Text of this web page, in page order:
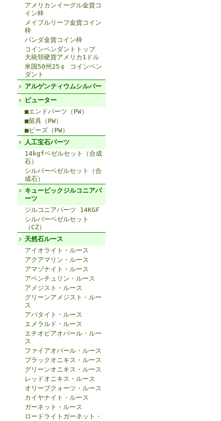
アメリカンイーグル金貨コ
イン枠
メイプルリーフ金貨コイン
枠
パンダ金貨コイン枠
コインペンダントトップ
大統領硬貨アメリカ1ドル
米国50州25￠ コインペン
ダント
アルゲンティウムシルバー
ピューター
■エンドパーツ（PW）
■留具（PW）
■ビーズ（PW）
人工宝石パーツ
14kgfベゼルセット（合成
石）
シルバーベゼルセット（合
成石）
キュービックジルコニアパ
ーツ
ジルコニアパーツ 14KGF
シルバーベゼルセット
（CZ）
天然石ルース
アイオライト・ルース
アクアマリン・ルース
アマゾナイト・ルース
アベンチュリン・ルース
アメジスト・ルース
グリーンアメジスト・ルー
ス
アパタイト・ルース
エメラルド・ルース
エチオピアオパール・ルー
ス
ファイアオパール・ルース
ブラックオニキス・ルース
グリーンオニキス・ルース
レッドオニキス・ルース
オリーブクォーツ・ルース
カイヤナイト・ルース
ガーネット・ルース
ロードライトガーネット・